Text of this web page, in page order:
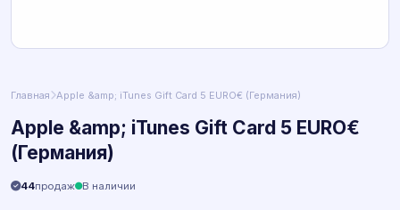
Главная Apple &amp; iTunes Gift Card 5 EURO€ (Германия)
Apple &amp; iTunes Gift Card 5 EURO€
(Германия)
44продаж В наличии